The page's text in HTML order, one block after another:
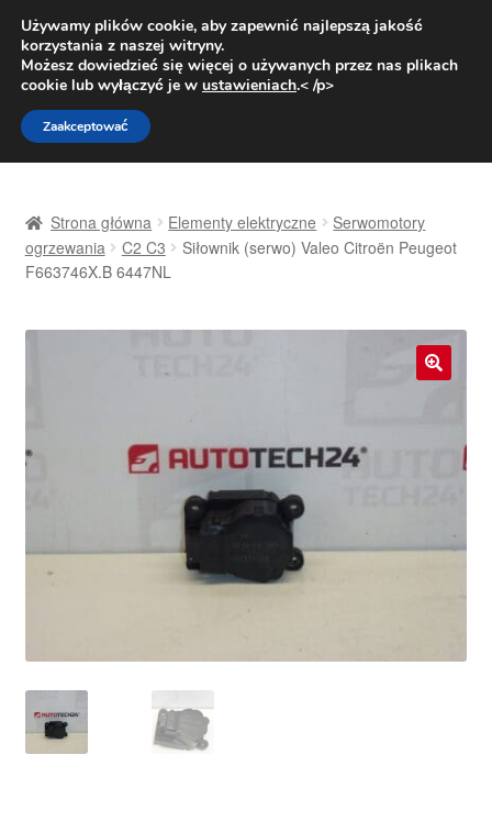
DOSTAWA od 31 zł
Pn.-pt. 9:00-16:00800 003 167
Przejdź
do
nawigacji
Przejdź
do
treści
Dostawa
O nas
Polityka prywatności
Skarga
Strona główna Elementy elektryczne
Serwomotory
ogrzewania
C2 C3
Siłownik (serwo) Valeo Citroën Peugeot
F663746X.B 6447NL
Używamy plików cookie, aby zapewnić najlepszą jakość
korzystania z naszej witryny.
Możesz dowiedzieć się więcej o używanych przez nas plikach
cookie lub wyłączyć je w ustawieniach.< /p>
Zaakceptować